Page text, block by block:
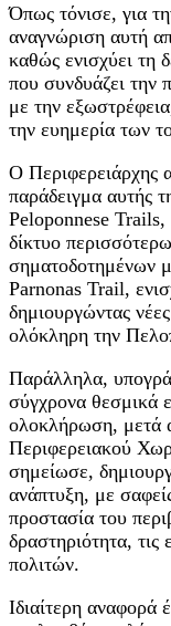
Όπως τόνισε, για
αναγνώριση αυτή
καθώς ενισχύει τη
που συνδυάζει την
με την
την ευημερία των
Ο Περιφερειάρχης
παράδειγμα αυτής
Peloponnese Trails,
δίκτυο
σηματοδοτημένων
Parnonas Trail,
δημιουργώντας
ολόκληρη την
Παράλληλα,
σύγχρονα θεσμικά
ολοκλήρωση, μετά
Περιφερειακού
σημείωσε,
ανάπτυξη, με
προστασία του
δραστηριότητα, τις
πολιτών.
Ιδιαίτερη αναφορά